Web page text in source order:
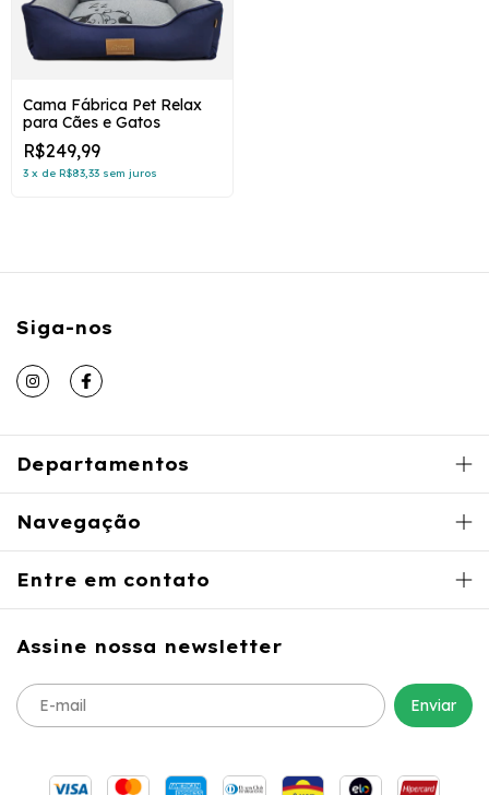
Cama Fábrica Pet Relax
para Cães e Gatos
R$249,99
3 x de R$83,33 sem juros
Siga-nos
Departamentos
Navegação
Entre em contato
Assine nossa newsletter